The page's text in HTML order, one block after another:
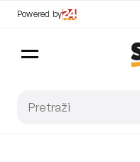
Powered by